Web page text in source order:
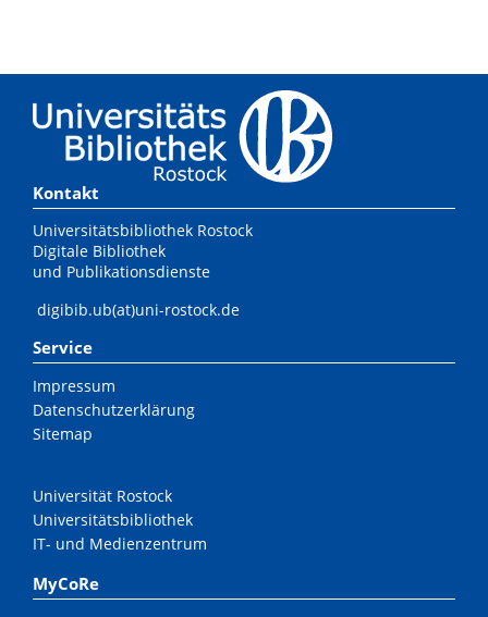
Kontakt
Universitätsbibliothek Rostock
Digitale Bibliothek
und Publikationsdienste
digibib.ub(at)uni-rostock.de
Service
Impressum
Datenschutzerklärung
Sitemap
Universität Rostock
Universitätsbibliothek
IT- und Medienzentrum
MyCoRe